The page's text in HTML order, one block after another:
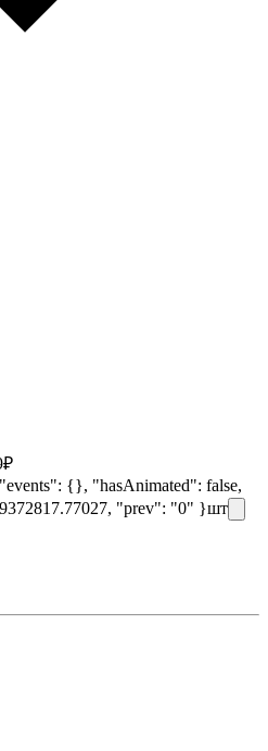
₽
{}, "hasAnimated": false,
"prev": "0" }шт